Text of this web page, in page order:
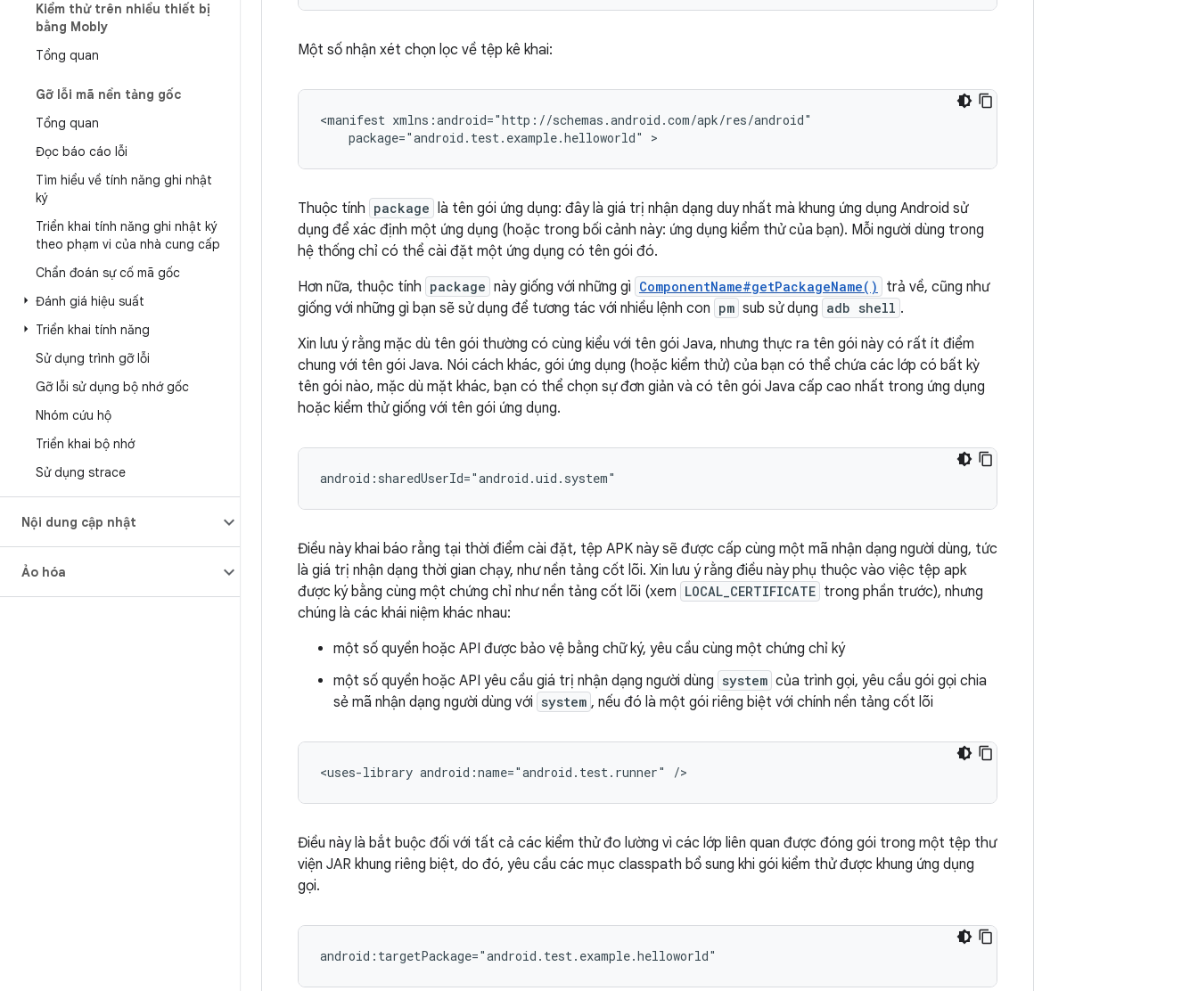
Kiểm thử trên nhiều thiết bị
bằng Mobly
Tổng quan
Gỡ lỗi mã nền tảng gốc
Tổng quan
Đọc báo cáo lỗi
Tìm hiểu về tính năng ghi nhật
ký
Triển khai tính năng ghi nhật ký
theo phạm vi của nhà cung cấp
Chẩn đoán sự cố mã gốc
Đánh giá hiệu suất
Triển khai tính năng
Sử dụng trình gỡ lỗi
Gỡ lỗi sử dụng bộ nhớ gốc
Nhóm cứu hộ
Triển khai bộ nhớ
Sử dụng strace
Nội dung cập nhật
Ảo hóa
Một số nhận xét chọn lọc về tệp kê khai:
<manifest
package="android.test.example.helloworld"
Thuộc tính package là tên gói ứng dụng: đây là giá trị nhận dạng duy nhất mà khung ứng dụng Android sử
dụng để xác định một ứng dụng (hoặc trong bối cảnh này: ứng dụng kiểm thử của bạn). Mỗi người dùng trong
hệ thống chỉ có thể cài đặt một ứng dụng có tên gói đó.
Hơn nữa, thuộc tính package này giống với những gì ComponentName#getPackageName()
trả về, cũng như
giống với những gì bạn sẽ sử dụng để tương tác với nhiều lệnh con pm sub sử dụng adb shell .
Xin lưu ý rằng mặc dù tên gói thường có cùng kiểu với tên gói Java, nhưng thực ra tên gói này có rất ít điểm
chung với tên gói Java. Nói cách khác, gói ứng dụng (hoặc kiểm thử) của bạn có thể chứa các lớp có bất kỳ
tên gói nào, mặc dù mặt khác, bạn có thể chọn sự đơn giản và có tên gói Java cấp cao nhất trong ứng dụng
hoặc kiểm thử giống với tên gói ứng dụng.
Điều này khai báo rằng tại thời điểm cài đặt, tệp APK này sẽ được cấp cùng một mã nhận dạng người dùng, tức
là giá trị nhận dạng thời gian chạy, như nền tảng cốt lõi. Xin lưu ý rằng điều này phụ thuộc vào việc tệp apk
được ký bằng cùng một chứng chỉ như nền tảng cốt lõi (xem LOCAL_CERTIFICATE trong phần trước), nhưng
chúng là các khái niệm khác nhau:
một số quyền hoặc API được bảo vệ bằng chữ ký, yêu cầu cùng một chứng chỉ ký
một số quyền hoặc API yêu cầu giá trị nhận dạng người dùng system của trình gọi, yêu cầu gói gọi chia
sẻ mã nhận dạng người dùng với system , nếu đó là một gói riêng biệt với chính nền tảng cốt lõi
<uses-library android:name="android.test.runner"
Điều này là bắt buộc đối với tất cả các kiểm thử đo lường vì các lớp liên quan được đóng gói trong một tệp thư
viện JAR khung riêng biệt, do đó, yêu cầu các mục classpath bổ sung khi gói kiểm thử được khung ứng dụng
gọi.